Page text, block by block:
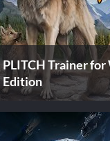
PLITCH Trainer
Edition